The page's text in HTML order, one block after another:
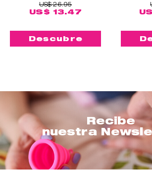
US$ 26.95
US$ 13.47
Descubre
Recibe
nuestra